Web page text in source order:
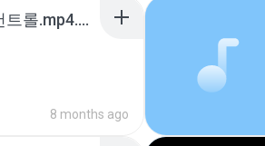
4b6d7436_바이노럴_사정컨트롤.mp4.m4a
8 months ago